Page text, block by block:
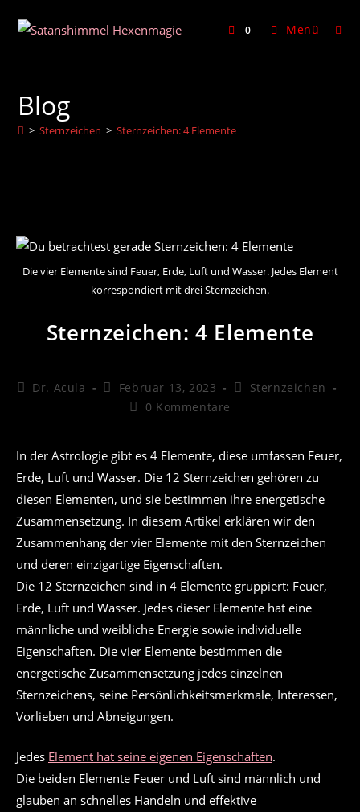
Inhalt
0 Menü
Blog
> Sternzeichen > Sternzeichen: 4 Elemente
Die vier Elemente sind Feuer, Erde, Luft und Wasser. Jedes Element
korrespondiert mit drei Sternzeichen.
Sternzeichen: 4 Elemente
Beitrags-
Dr. Acula
Beitrag
veröffentlicht:
Februar 13, 2023
Beitrags-
Sternzeichen
Beitrags-
0 Kommentare
In der Astrologie gibt es 4 Elemente, diese umfassen Feuer,
Erde, Luft und Wasser. Die 12 Sternzeichen gehören zu
diesen Elementen, und sie bestimmen ihre energetische
Zusammensetzung. In diesem Artikel erklären wir den
Zusammenhang der vier Elemente mit den Sternzeichen
und deren einzigartige Eigenschaften.
Die 12 Sternzeichen sind in 4 Elemente gruppiert: Feuer,
Erde, Luft und Wasser. Jedes dieser Elemente hat eine
männliche und weibliche Energie sowie individuelle
Eigenschaften. Die vier Elemente bestimmen die
energetische Zusammensetzung jedes einzelnen
Sternzeichens, seine Persönlichkeitsmerkmale, Interessen,
Vorlieben und Abneigungen.
Jedes Element hat seine eigenen Eigenschaften.
Die beiden Elemente Feuer und Luft sind männlich und
glauben an schnelles Handeln und effektive